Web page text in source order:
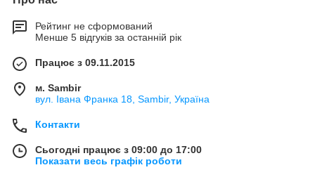
Рейтинг не сформований
Менше 5 відгуків за останній рік
Працює з 09.11.2015
м. Sambir
вул. Івана Франка 18, Sambir, Україна
Контакти
Сьогодні працює з 09:00 до 17:00
Показати весь графік роботи